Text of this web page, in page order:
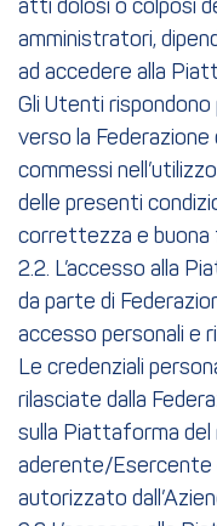
atti dolosi o colposi
amministratori,
ad accedere alla
Gli Utenti
verso la
commessi
delle presenti
correttezza e buona
2.2. L’accesso alla
da parte di
accesso personali e
Le credenziali
rilasciate dalla
sulla Piattaforma del
aderente/Esercente
autorizzato